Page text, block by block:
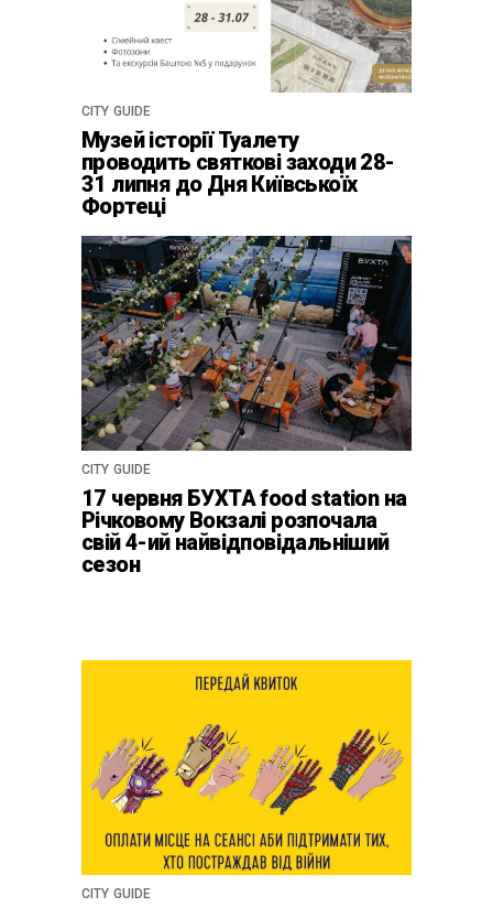
CITY GUIDE
Музей історії Туалету
проводить святкові заходи 28-
31 липня до Дня Київськоїх
Фортеці
CITY GUIDE
17 червня БУХТА food station на
Річковому Вокзалі розпочала
свій 4-ий найвідповідальніший
сезон
CITY GUIDE